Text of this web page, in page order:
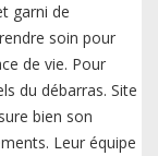
garni de
soin pour
de vie. Pour
du débarras. Site
bien son
Leur équipe